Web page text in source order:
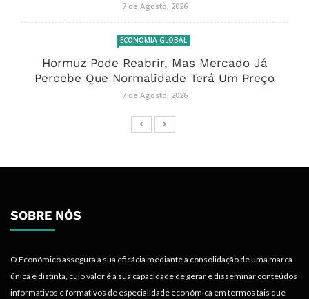
7 de Agosto, 2026
ECONOMIA GLOBAL
Hormuz Pode Reabrir, Mas Mercado Já
Percebe Que Normalidade Terá Um Preço
7 de Agosto, 2026
SOBRE NÓS
O Económico assegura a sua eficácia mediante a consolidação de uma marca
única e distinta, cujo valor é a sua capacidade de gerar e disseminar conteúdos
informativos e formativos de especialidade económica em termos tais que